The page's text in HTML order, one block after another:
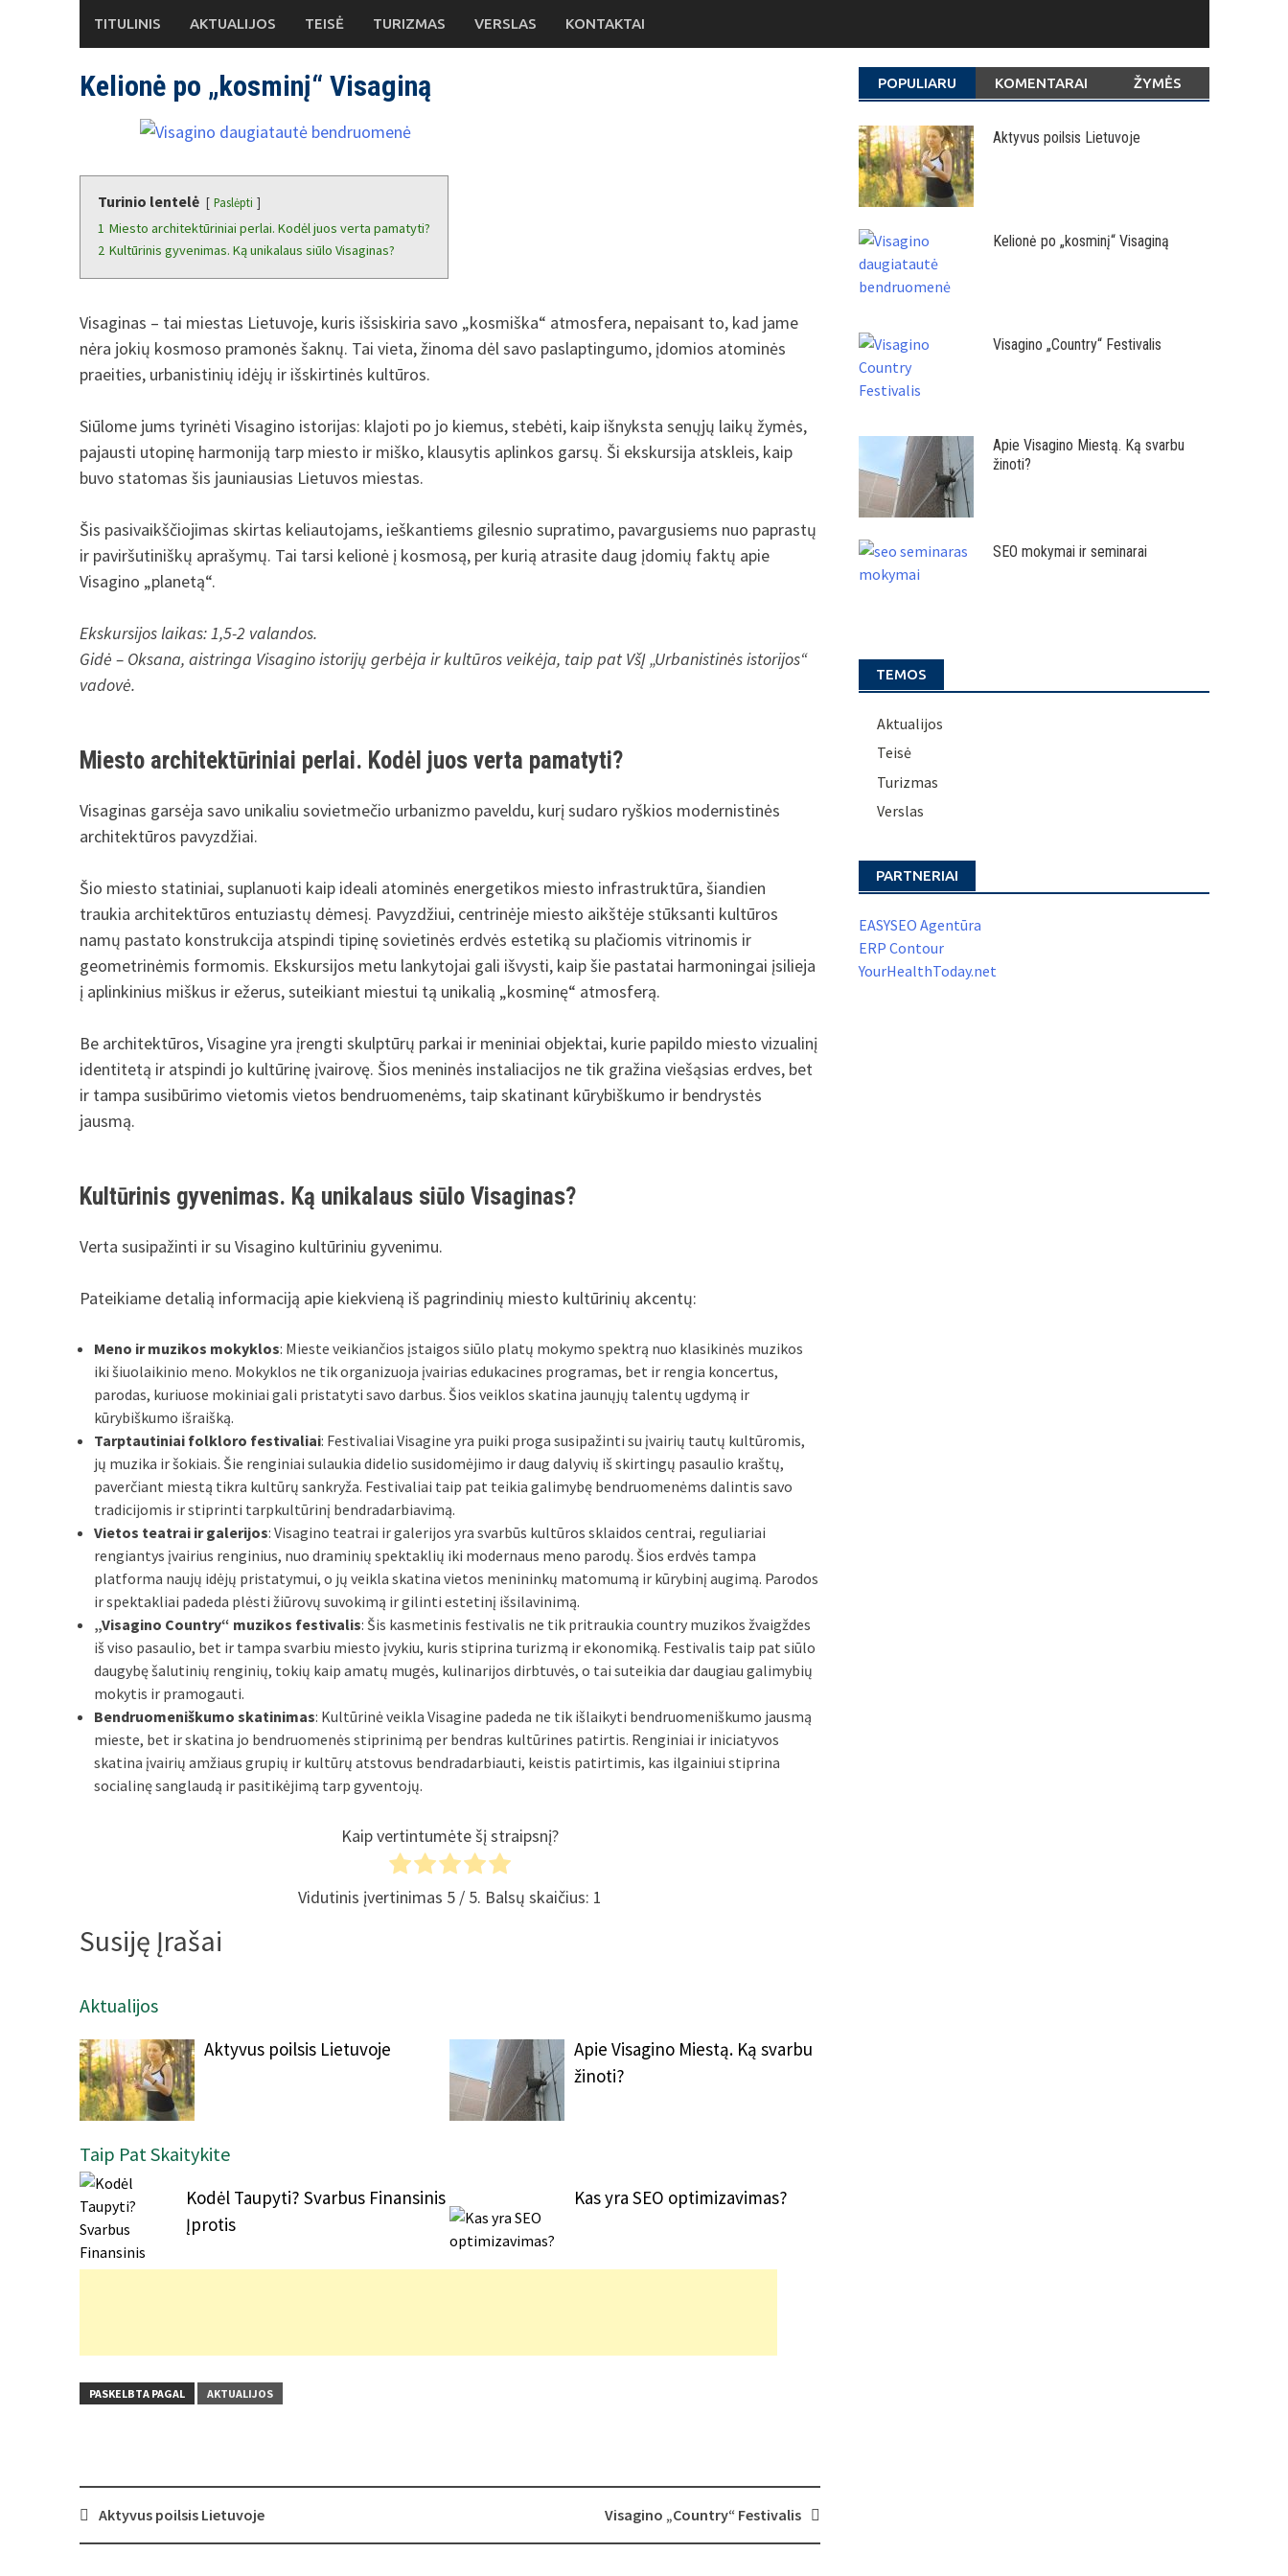
TITULINIS AKTUALIJOS TEISĖ TURIZMAS VERSLAS KONTAKTAI
Kelionė po „kosminį“ Visaginą
Turinio lentelė Paslėpti
1 Miesto architektūriniai perlai. Kodėl juos verta pamatyti?
2 Kultūrinis gyvenimas. Ką unikalaus siūlo Visaginas?
Visaginas – tai miestas Lietuvoje, kuris išsiskiria savo „kosmiška“ atmosfera, nepaisant to, kad jame
nėra jokių kosmoso pramonės šaknų. Tai vieta, žinoma dėl savo paslaptingumo, įdomios atominės
praeities, urbanistinių idėjų ir išskirtinės kultūros.
Siūlome jums tyrinėti Visagino istorijas: klajoti po jo kiemus, stebėti, kaip išnyksta senųjų laikų žymės,
pajausti utopinę harmoniją tarp miesto ir miško, klausytis aplinkos garsų. Ši ekskursija atskleis, kaip
buvo statomas šis jauniausias Lietuvos miestas.
Šis pasivaikščiojimas skirtas keliautojams, ieškantiems gilesnio supratimo, pavargusiems nuo paprastų
ir paviršutiniškų aprašymų. Tai tarsi kelionė į kosmosą, per kurią atrasite daug įdomių faktų apie
Visagino „planetą“.
Ekskursijos laikas: 1,5-2 valandos.
Gidė – Oksana, aistringa Visagino istorijų gerbėja ir kultūros veikėja, taip pat VšĮ „Urbanistinės istorijos“
vadovė.
Miesto architektūriniai perlai. Kodėl juos verta pamatyti?
Visaginas garsėja savo unikaliu sovietmečio urbanizmo paveldu, kurį sudaro ryškios modernistinės
architektūros pavyzdžiai.
Šio miesto statiniai, suplanuoti kaip ideali atominės energetikos miesto infrastruktūra, šiandien
traukia architektūros entuziastų dėmesį. Pavyzdžiui, centrinėje miesto aikštėje stūksanti kultūros
namų pastato konstrukcija atspindi tipinę sovietinės erdvės estetiką su plačiomis vitrinomis ir
geometrinėmis formomis. Ekskursijos metu lankytojai gali išvysti, kaip šie pastatai harmoningai įsilieja
į aplinkinius miškus ir ežerus, suteikiant miestui tą unikalią „kosminę“ atmosferą.
Be architektūros, Visagine yra įrengti skulptūrų parkai ir meniniai objektai, kurie papildo miesto vizualinį
identitetą ir atspindi jo kultūrinę įvairovę. Šios meninės instaliacijos ne tik gražina viešąsias erdves, bet
ir tampa susibūrimo vietomis vietos bendruomenėms, taip skatinant kūrybiškumo ir bendrystės
jausmą.
Kultūrinis gyvenimas. Ką unikalaus siūlo Visaginas?
Verta susipažinti ir su Visagino kultūriniu gyvenimu.
Pateikiame detalią informaciją apie kiekvieną iš pagrindinių miesto kultūrinių akcentų:
Meno ir muzikos mokyklos: Mieste veikiančios įstaigos siūlo platų mokymo spektrą nuo klasikinės muzikos
iki šiuolaikinio meno. Mokyklos ne tik organizuoja įvairias edukacines programas, bet ir rengia koncertus,
parodas, kuriuose mokiniai gali pristatyti savo darbus. Šios veiklos skatina jaunųjų talentų ugdymą ir
kūrybiškumo išraišką.
Tarptautiniai folkloro festivaliai: Festivaliai Visagine yra puiki proga susipažinti su įvairių tautų kultūromis,
jų muzika ir šokiais. Šie renginiai sulaukia didelio susidomėjimo ir daug dalyvių iš skirtingų pasaulio kraštų,
paverčiant miestą tikra kultūrų sankryža. Festivaliai taip pat teikia galimybę bendruomenėms dalintis savo
tradicijomis ir stiprinti tarpkultūrinį bendradarbiavimą.
Vietos teatrai ir galerijos: Visagino teatrai ir galerijos yra svarbūs kultūros sklaidos centrai, reguliariai
rengiantys įvairius renginius, nuo draminių spektaklių iki modernaus meno parodų. Šios erdvės tampa
platforma naujų idėjų pristatymui, o jų veikla skatina vietos menininkų matomumą ir kūrybinį augimą. Parodos
ir spektakliai padeda plėsti žiūrovų suvokimą ir gilinti estetinį išsilavinimą.
„Visagino Country“ muzikos festivalis: Šis kasmetinis festivalis ne tik pritraukia country muzikos žvaigždes
iš viso pasaulio, bet ir tampa svarbiu miesto įvykiu, kuris stiprina turizmą ir ekonomiką. Festivalis taip pat siūlo
daugybę šalutinių renginių, tokių kaip amatų mugės, kulinarijos dirbtuvės, o tai suteikia dar daugiau galimybių
mokytis ir pramogauti.
Bendruomeniškumo skatinimas: Kultūrinė veikla Visagine padeda ne tik išlaikyti bendruomeniškumo jausmą
mieste, bet ir skatina jo bendruomenės stiprinimą per bendras kultūrines patirtis. Renginiai ir iniciatyvos
skatina įvairių amžiaus grupių ir kultūrų atstovus bendradarbiauti, keistis patirtimis, kas ilgainiui stiprina
socialinę sanglaudą ir pasitikėjimą tarp gyventojų.
Kaip vertintumėte šį straipsnį?
Vidutinis įvertinimas 5/ 5. Balsų skaičius: 1
Susiję Įrašai
Aktualijos
Aktyvus poilsis Lietuvoje
Apie Visagino Miestą. Ką svarbu
žinoti?
Taip Pat Skaitykite
Kodėl Taupyti? Svarbus Finansinis
Įprotis
Kas yra SEO optimizavimas?
PASKELBTA PAGAL AKTUALIJOS
PostAktyvus poilsis Lietuvoje Visagino „Country“ Festivalis
POPULIARU KOMENTARAI ŽYMĖS
Aktyvus poilsis Lietuvoje
Kelionė po „kosminį“ Visaginą
Visagino „Country“ Festivalis
Apie Visagino Miestą. Ką svarbu
žinoti?
SEO mokymai ir seminarai
TEMOS
Aktualijos
Teisė
Turizmas
Verslas
PARTNERIAI
EASYSEO Agentūra
ERP Contour
YourHealthToday.net